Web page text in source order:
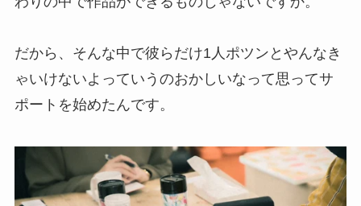
だから、そんな中で彼らだけ1人ポツンとやんなき
ゃいけないよっていうのおかしいなって思ってサ
ポートを始めたんです。